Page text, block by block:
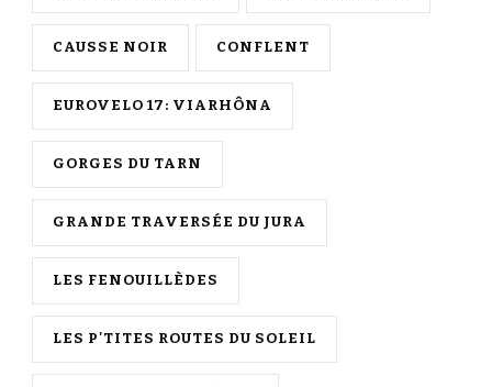
CAUSSE NOIR CONFLENT
EUROVELO 17: VIARHÔNA
GORGES DU TARN
GRANDE TRAVERSÉE DU JURA
LES FENOUILLÈDES
LES P'TITES ROUTES DU SOLEIL